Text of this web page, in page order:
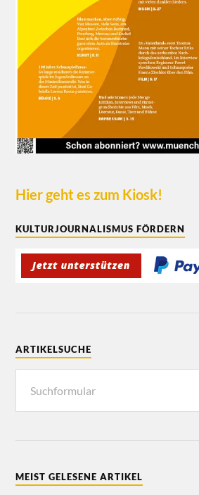
Hier geht es zum Kiosk!
KULTURJOURNALISMUS FÖRDERN
ARTIKELSUCHE
MEIST GELESENE ARTIKEL